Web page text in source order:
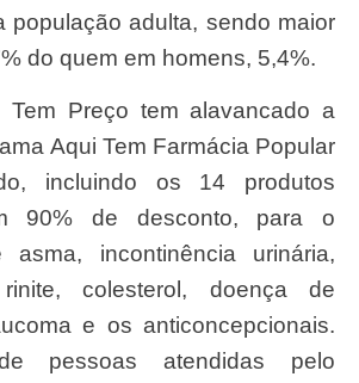
população adulta, sendo maior
do quem em homens, 5,4%.
Aqui Tem Farmácia Popular
incluindo os 14 produtos
90% de desconto, para o
asma, incontinência urinária,
rinite, colesterol, doença de
e os anticoncepcionais.
pessoas atendidas pelo